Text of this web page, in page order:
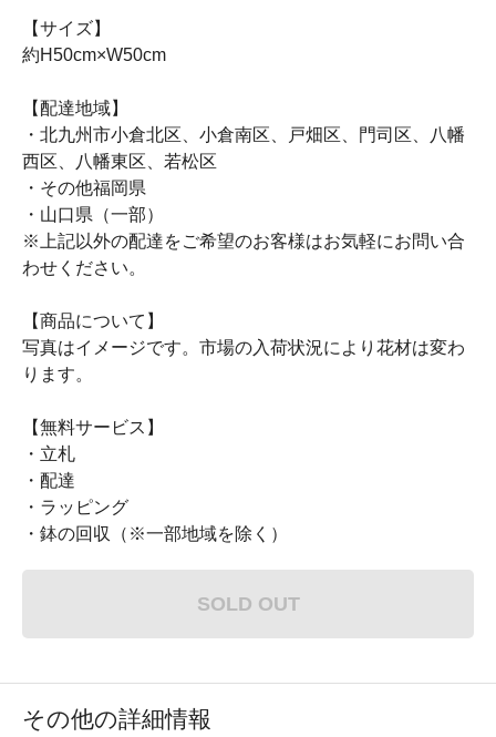
【サイズ】
約H50cm×W50cm
【配達地域】
・北九州市小倉北区、小倉南区、戸畑区、門司区、八幡
西区、八幡東区、若松区
・その他福岡県
・山口県（一部）
※上記以外の配達をご希望のお客様はお気軽にお問い合
わせください。
【商品について】
写真はイメージです。市場の入荷状況により花材は変わ
ります。
【無料サービス】
・立札
・配達
・ラッピング
・鉢の回収（※一部地域を除く）
SOLD OUT
その他の詳細情報